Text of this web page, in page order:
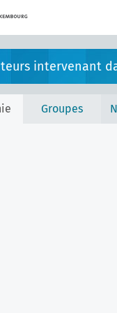
intervenant
Groupes